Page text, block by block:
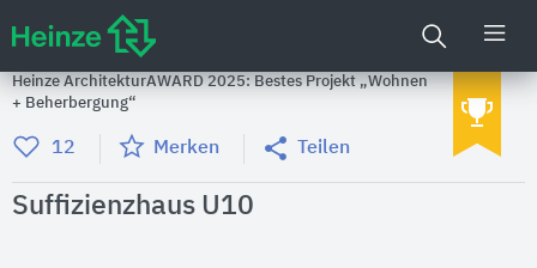
Heinze ArchitekturAWARD 2025: Bestes Projekt „Wohnen
+ Beherbergung“
12 Merken Teilen
Suffizienzhaus U10